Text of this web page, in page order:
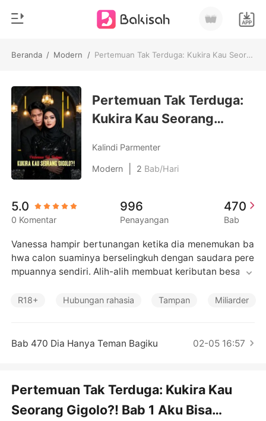
Beranda / Modern / Pertemuan Tak Terduga: Kukira Kau Seorang Gigolo?!
0
Pengisian Ulang
Riwayat Membaca
Keluar
Unduh Aplikasi
Genre
Modern
Romantis
Cerita pendek
Likantrof
Cerita Pilihan
Pertemuan Tak Terduga:
Kukira Kau Seorang
Kalindi Parmenter
Modern 2 Bab/Hari
5.0
0 Komentar
996
Penayangan
470
Bab
Vanessa hampir bertunangan ketika dia menemukan ba
hwa calon suaminya berselingkuh dengan saudara pere
mpuannya sendiri. Alih-alih membuat keributan besar, d
narik yang dia temukan.
rinya cek yang sangat besar. "Terima kasih. Mungkin ak
pa perasaan, tetapi Vanessa mengabaikan kata-katany
a sebagai usaha untuk menarik perhatiannya.
R18+ Hubungan rahasia Tampan Miliarder
Bab 470 Dia Hanya Teman Bagiku 02-05 16:57
Pertemuan Tak Terduga: Kukira Kau
Seorang Gigolo?! Bab 1 Aku Bisa